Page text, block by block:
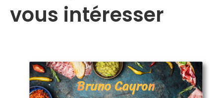
vous intéresser
Bruno Cayron